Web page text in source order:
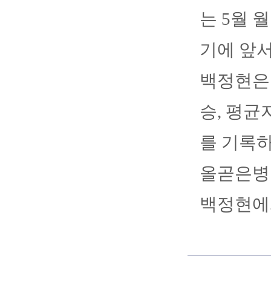
는 5월
기에 앞
백정현
승, 평균
를 기록
올곧은
백정현